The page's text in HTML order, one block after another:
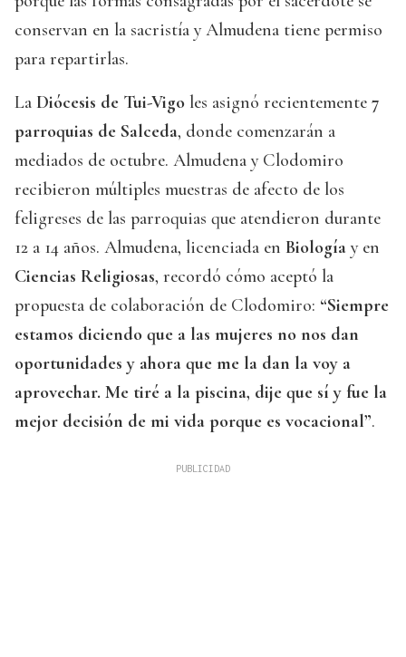
conservan en la sacristía y Almudena tiene permiso
para repartirlas.
La Diócesis de Tui-Vigo les asignó recientemente 7
parroquias de Salceda, donde comenzarán a
mediados de octubre. Almudena y Clodomiro
recibieron múltiples muestras de afecto de los
feligreses de las parroquias que atendieron durante
12 a 14 años. Almudena, licenciada en Biología y en
Ciencias Religiosas, recordó cómo aceptó la
propuesta de colaboración de Clodomiro: “Siempre
estamos diciendo que a las mujeres no nos dan
oportunidades y ahora que me la dan la voy a
aprovechar. Me tiré a la piscina, dije que sí y fue la
mejor decisión de mi vida porque es vocacional”.